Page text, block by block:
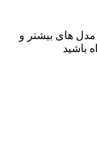
مدل های بیشتر و
باشید